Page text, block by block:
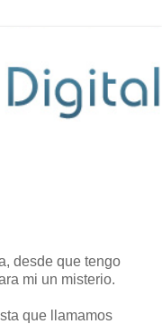
desde que tengo
mi un misterio.
que llamamos